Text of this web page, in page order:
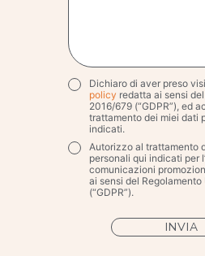
Privacy*
Dichiaro di aver preso
policy redatta ai sensi
2016/679 (“GDPR”), ed
trattamento dei miei dati
indicati.
Marketing
Autorizzo al trattamento
personali qui indicati per
comunicazioni
ai sensi del Regolamento
(“GDPR”).